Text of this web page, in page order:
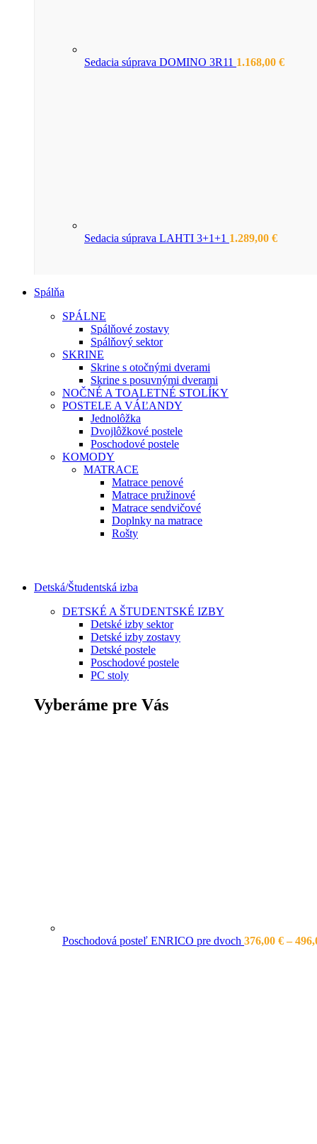
Sedacia súprava DOMINO 3R11 1.168,00 €
Sedacia súprava LAHTI 3+1+1 1.289,00 €
Spálňa
SPÁLNE
Spálňové zostavy
Spálňový sektor
SKRINE
Skrine s otočnými dverami
Skrine s posuvnými dverami
NOČNÉ A TOALETNÉ STOLÍKY
POSTELE A VÁĽANDY
Jednolôžka
Dvojlôžkové postele
Poschodové postele
KOMODY
MATRACE
Matrace penové
Matrace pružinové
Matrace sendvičové
Doplnky na matrace
Rošty
Detská/Študentská izba
DETSKÉ A ŠTUDENTSKÉ IZBY
Detské izby sektor
Detské izby zostavy
Detské postele
Poschodové postele
PC stoly
Vyberáme pre Vás
Poschodová posteľ ENRICO pre dvoch 376,00 € –